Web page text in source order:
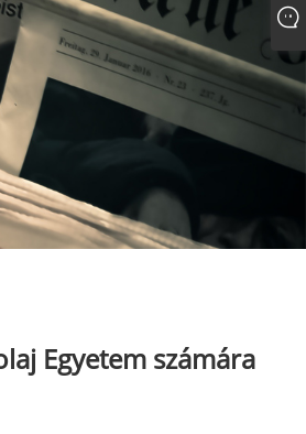
Egyetem számára